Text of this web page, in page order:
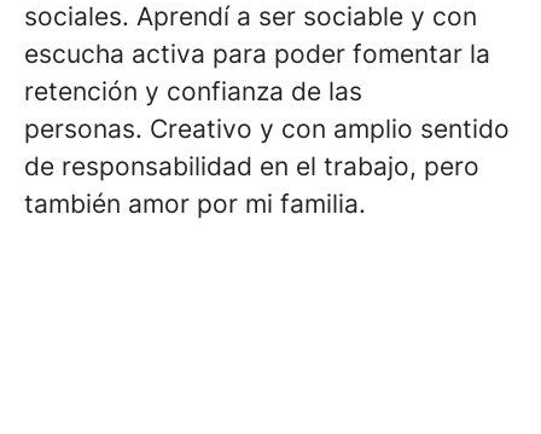
sociales. Aprendí a ser sociable y con
escucha activa para poder fomentar la
retención y confianza de las
personas. Creativo y con amplio sentido
de responsabilidad en el trabajo, pero
también amor por mi familia.